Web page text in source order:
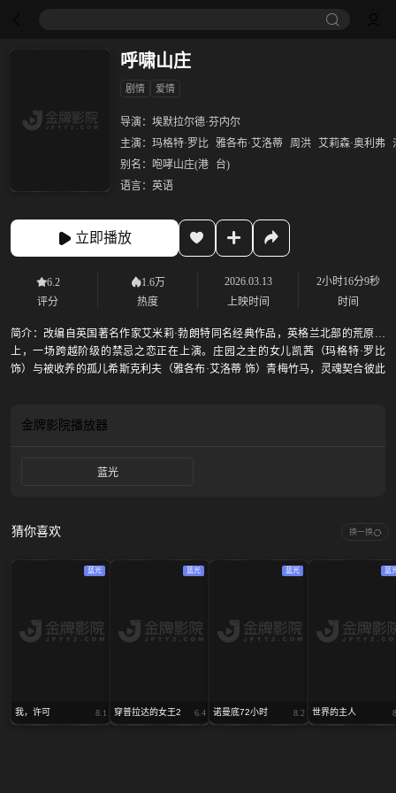
呼啸山庄
剧情 爱情
导演： 埃默拉尔德·芬内尔
主演： 玛格特·罗比 雅各布·艾洛蒂 周洪 艾莉森·奥利弗
别名： 咆哮山庄(港
台)
语言： 英语
立即播放
6.2
评分
1.6万
热度
2026.03.13
上映时间
2小时16分9秒
时间
简介：改编自英国著名作家艾米莉·勃朗特同名经典作品，英格兰北部的荒原之
上，一场跨越阶级的禁忌之恋正在上演。庄园之主的女儿凯茜（玛格特·罗比
饰）与被收养的孤儿希斯克利夫（雅各布·艾洛蒂 饰）青梅竹马，灵魂契合彼此
疯狂的史诗篇章。
金牌影院播放器
蓝光
猜你喜欢 换一换
蓝光
我，许可 8.1
蓝光
穿普拉达的女王2 6.4
蓝光
诺曼底72小时 8.2
蓝
世界的主人